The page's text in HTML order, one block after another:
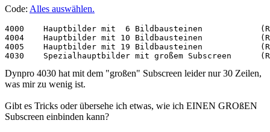
Code: Alles auswählen.
4000	Hauptbilder mit  6 Bildbausteinen            (Registerkarte)
4004	Hauptbilder mit 10 Bildbausteinen            (Registerkarte)
4005	Hauptbilder mit 19 Bildbausteinen            (Registerkarte)
4030	Spezialhauptbilder mit großem Subscreen
Dynpro 4030 hat mit dem "großen" Subscreen leider nur 30 Zeilen,
was mir zu wenig ist.
Gibt es Tricks oder übersehe ich etwas, wie ich EINEN GROßEN
Subscreen einbinden kann?